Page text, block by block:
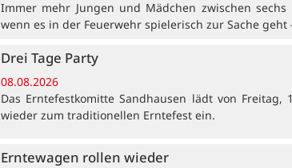
Immer mehr Jungen und Mädchen zwischen
wenn es in der Feuerwehr spielerisch zur Sache geht
Drei Tage Party
08.08.2026
Das Erntefestkomitte Sandhausen lädt von
wieder zum traditionellen Erntefest ein.
Erntewagen rollen wieder